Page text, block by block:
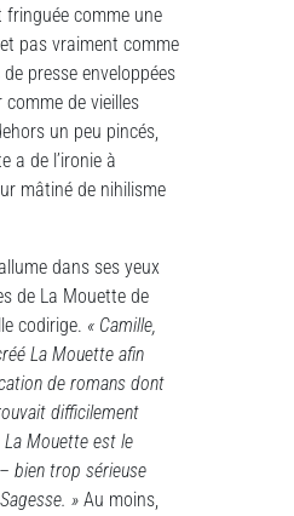
fringuée comme une
et pas vraiment comme
presse enveloppées
de vieilles
un peu pincés,
a de l’ironie à
mâtiné de nihilisme
dans ses yeux
de La Mouette de
codirige. « Camille,
La Mouette afin
de romans dont
difficilement
Mouette est le
bien trop sérieuse
» Au moins,